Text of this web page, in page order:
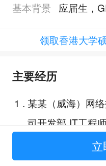
基本背景
应届生，
领取香港大学
主要经历
1 . 某某（威海）网
司开发部 IT工程
江苏某某科技有
培训生；
立